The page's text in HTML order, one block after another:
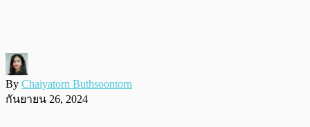
By Chaiyatorn Buthsoontorn
กันยายน 26, 2024